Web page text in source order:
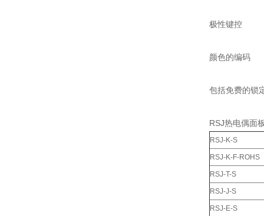
极性键控
颜色的编码
包括免费的锁
RSJ热电偶面
RSJ-K-S
RSJ-K-F-ROHS
RSJ-T-S
RSJ-J-S
RSJ-E-S